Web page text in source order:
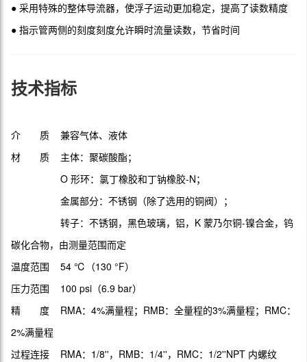
● 采用特殊的整体导流器，使浮子运动更加稳定，提高了读数精度
● 指示管两侧的刻度刻度允许瞬时流量读数，节省时间
技术指标
介 质 兼容气体、液体
材 质 主体：聚碳酸酯；
O 形环：氯丁橡胶和丁钠橡胶-N；
金属部分：不锈钢（除了选用的铜阀）；
转子：不锈钢，黑色玻璃，铝，K 蒙乃尔铜-镍合金，钨
碳化合物，由测量范围而定
温度范围 54 ℃（130 °F）
压力范围 100 psi（6.9 bar）
精 度 RMA：4%满量程；RMB：全量程的3%满量程；RMC：
2%满量程
过程连接 RMA：1/8''，RMB：1/4''，RMC：1/2''NPT 内螺纹